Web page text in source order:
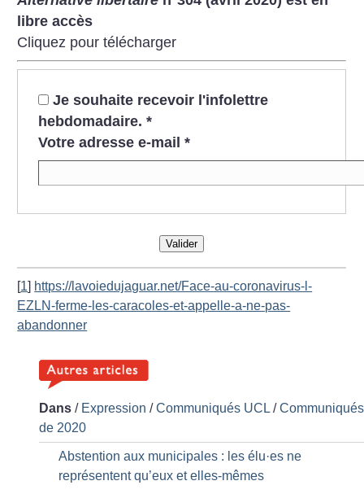
libre accès
Cliquez pour télécharger
Je souhaite recevoir l'infolettre
hebdomadaire. *
Votre adresse e-mail *
Valider
[1] https://lavoiedujaguar.net/Face-au-coronavirus-l-
EZLN-ferme-les-caracoles-et-appelle-a-ne-pas-
abandonner
Dans / Expression /Communiqués UCL /Communiqués
de 2020
Abstention aux municipales : les élu·es ne
représentent qu’eux et elles-mêmes